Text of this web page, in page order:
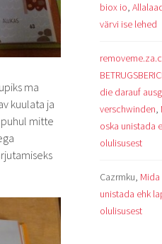
ma
kuulata ja
mitte
biox io,
värvi ise lehed
die darauf
verschwinden,
oska unistada
olulisusest
Cazrmku,
unistada ehk
olulisusest